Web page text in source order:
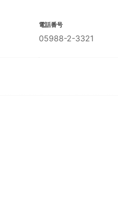
電話番号
05988-2-3321